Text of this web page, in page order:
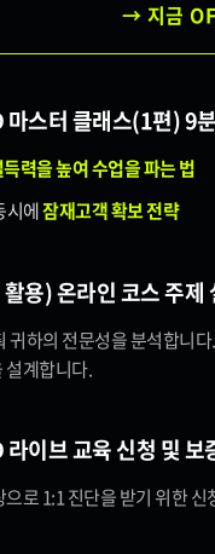
→ 지금
마스터 클래스(1편) 9
력을 높여 수업을 파는 법
시에잠재고객 확보 전략
용) 온라인 코스 주제
귀하의 전문성을 분석합니다.
설계합니다.
라이브 교육 신청 및
로 1:1 진단을 받기 위한